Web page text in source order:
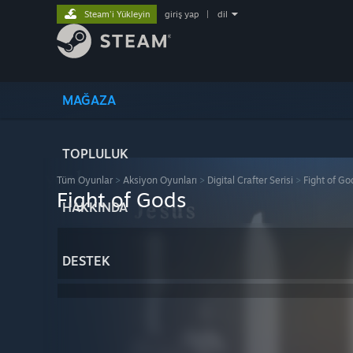
MAĞAZA
TOPLULUK
HAKKINDA
DESTEK
Steam'i Yükleyin giriş yap dil
Tüm Oyunlar > Aksiyon Oyunları > Digital Crafter Serisi > Fight of
Fight of Gods